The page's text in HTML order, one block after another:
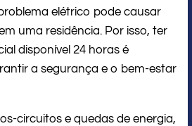
elétrico pode causar
uma residência. Por isso, ter
disponível 24 horas é
a segurança e o bem-estar
circuitos e quedas de energia,